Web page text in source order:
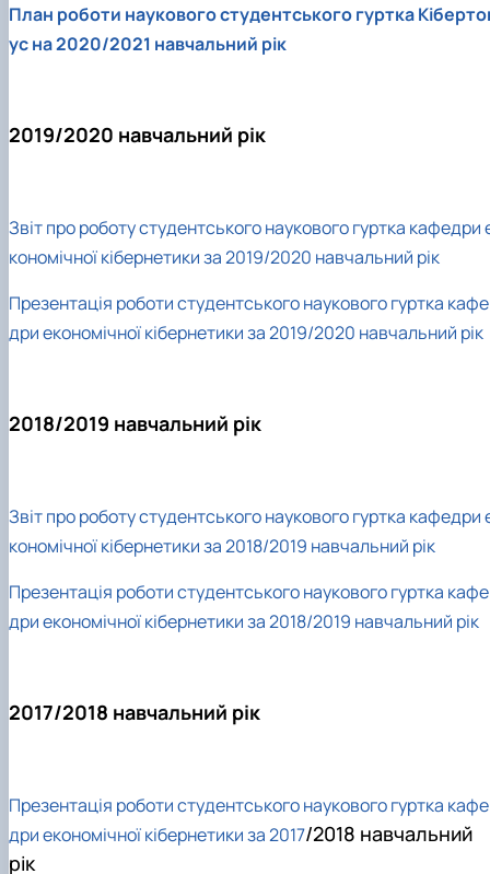
План роботи наукового студентського гуртка
ус на 2020/2021 навчальний рік
2019/2020 навчальний рік
Звіт про роботу студентського наукового гуртка кафедри
кономічної кібернетики за 2019/2020 навчальний рік
Презентація роботи студентського наукового гуртка кафе
дри економічної кібернетики за 2019/2020 навчальний рік
2018/2019 навчальний рік
Звіт про роботу студентського наукового гуртка кафедри
кономічної кібернетики за 2018/2019 навчальний рік
Презентація роботи студентського наукового гуртка кафе
дри економічної кібернетики за 2018/2019 навчальний рік
2017/2018 навчальний рік
Презентація роботи студентського наукового гуртка кафе
дри економічної кібернетики за 2017/2018 навчальний
рік